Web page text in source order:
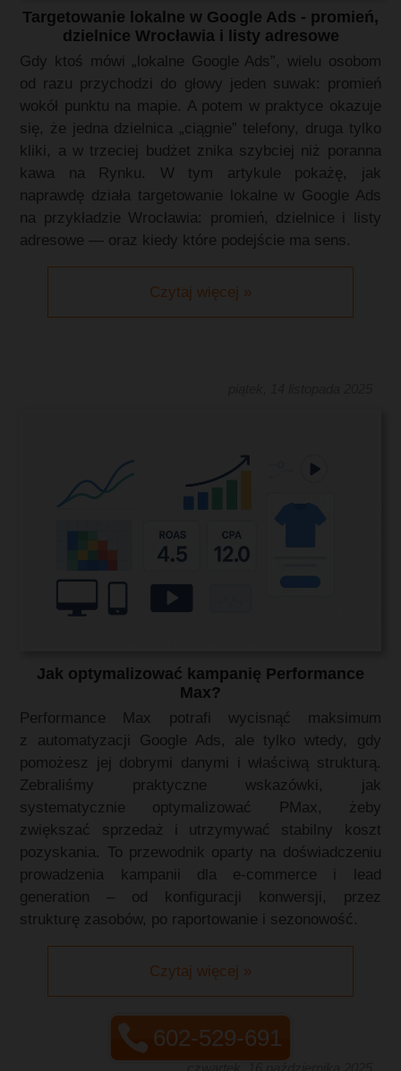
Targetowanie lokalne w Google Ads - promień,
dzielnice Wrocławia i listy adresowe
Gdy ktoś mówi „lokalne Google Ads”, wielu osobom
od razu przychodzi do głowy jeden suwak: promień
wokół punktu na mapie. A potem w praktyce okazuje
się, że jedna dzielnica „ciągnie” telefony, druga tylko
kliki, a w trzeciej budżet znika szybciej niż poranna
kawa na Rynku. W tym artykule pokażę, jak
naprawdę działa targetowanie lokalne w Google Ads
na przykładzie Wrocławia: promień, dzielnice i listy
adresowe — oraz kiedy które podejście ma sens.
Czytaj więcej »
Jak optymalizować kampanię Performance
Max?
Performance Max potrafi wycisnąć maksimum
z automatyzacji Google Ads, ale tylko wtedy, gdy
pomożesz jej dobrymi danymi i właściwą strukturą.
Zebraliśmy praktyczne wskazówki, jak
systematycznie optymalizować PMax, żeby
zwiększać sprzedaż i utrzymywać stabilny koszt
pozyskania. To przewodnik oparty na doświadczeniu
prowadzenia kampanii dla e‑commerce i lead
generation – od konfiguracji konwersji, przez
strukturę zasobów, po raportowanie i sezonowość.
Czytaj więcej »
602-529-691